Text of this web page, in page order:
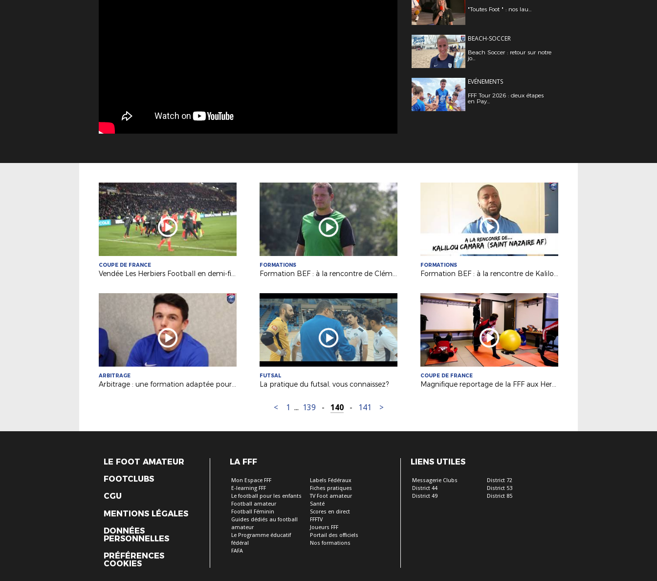
"Toutes Foot " : nos lau...
BEACH-SOCCER
Beach Soccer : retour sur notre
jo...
EVÉNEMENTS
FFF Tour 2026 : deux étapes
en Pay...
COUPE DE FRANCE
Vendée Les Herbiers Football en demi-finale !
FORMATIONS
Formation BEF : à la rencontre de Clément GIRARD (FC Chabossière Couëron)
FORMATIONS
Formation BEF : à la rencontre de Kalilou Camara (Saint Nazaire AF)
ARBITRAGE
Arbitrage : une formation adaptée pour nos jeunes arbitres à Laval !
FUTSAL
La pratique du futsal, vous connaissez?
COUPE DE FRANCE
Magnifique reportage de la FFF aux Herbiers !
< 1 ... 139 - 140 - 141 >
LE FOOT AMATEUR
FOOTCLUBS
CGU
MENTIONS LÉGALES
DONNÉES
PERSONNELLES
PRÉFÉRENCES
COOKIES
LA FFF
Mon Espace FFF
E-learning FFF
Le football pour les enfants
Football amateur
Football Féminin
Guides dédiés au football
amateur
Le Programme éducatif
fédéral
FAFA
Labels Fédéraux
Fiches pratiques
TV Foot amateur
Santé
Scores en direct
FFFTV
Joueurs FFF
Portail des officiels
Nos formations
LIENS UTILES
Messagerie Clubs
District 44
District 49
District 72
District 53
District 85